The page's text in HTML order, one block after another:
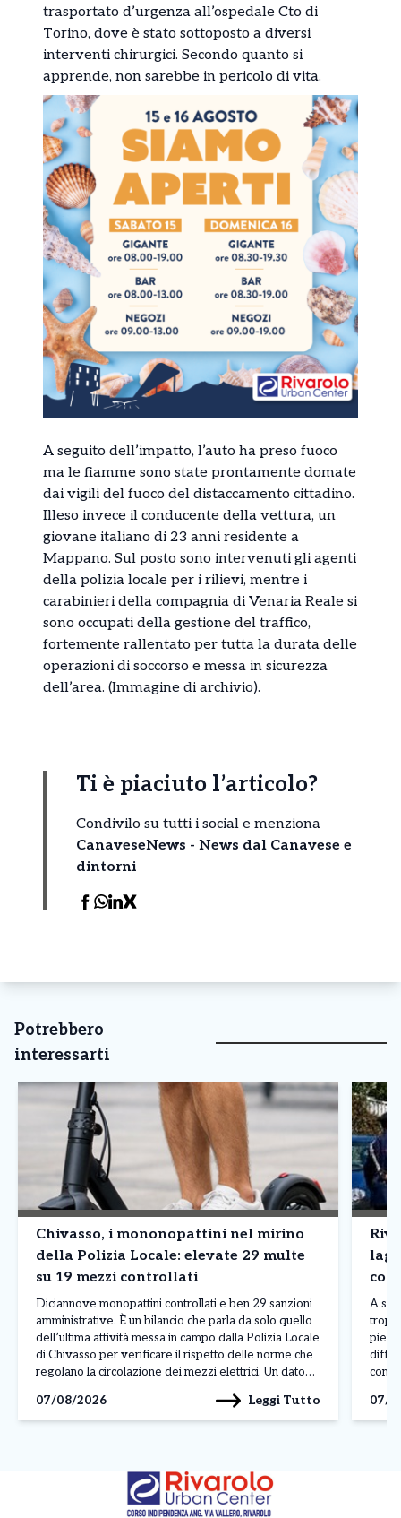
trasportato d’urgenza all’ospedale Cto di
Torino, dove è stato sottoposto a diversi
interventi chirurgici. Secondo quanto si
apprende, non sarebbe in pericolo di vita.
A seguito dell’impatto, l’auto ha preso fuoco
ma le fiamme sono state prontamente domate
dai vigili del fuoco del distaccamento cittadino.
Illeso invece il conducente della vettura, un
giovane italiano di 23 anni residente a
Mappano. Sul posto sono intervenuti gli agenti
della polizia locale per i rilievi, mentre i
carabinieri della compagnia di Venaria Reale si
sono occupati della gestione del traffico,
fortemente rallentato per tutta la durata delle
operazioni di soccorso e messa in sicurezza
dell’area. (Immagine di archivio).
Ti è piaciuto l’articolo?
Condivilo su tutti i social e menziona
CanaveseNews - News dal Canavese e
dintorni
Potrebbero
interessarti
Chivasso, i mononopattini nel mirino
della Polizia Locale: elevate 29 multe
su 19 mezzi controllati
Diciannove monopattini controllati e ben 29 sanzioni
amministrative. È un bilancio che parla da solo quello
dell’ultima attività messa in campo dalla Polizia Locale
di Chivasso per verificare il rispetto delle norme che
regolano la circolazione dei mezzi elettrici. Un dato
contestate superano addirittura il numero dei veicoli
fermati: in […]
07/08/2026 Leggi Tutto
A sei
piedi.
07/